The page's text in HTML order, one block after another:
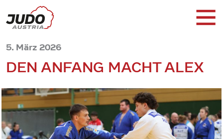
5. März 2026
DEN ANFANG MACHT ALEX